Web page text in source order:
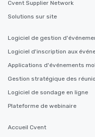
Tours also provides a
durations. Our shortest
hours, with optional add-
incentives.
Cvent Supplier Network
Solutions sur site
Logiciel de gestion
Logiciel d'inscription aux
Applications d'événements
Gestion stratégique des
Logiciel de sondage en ligne
Plateforme de webinaire
Accueil Cvent